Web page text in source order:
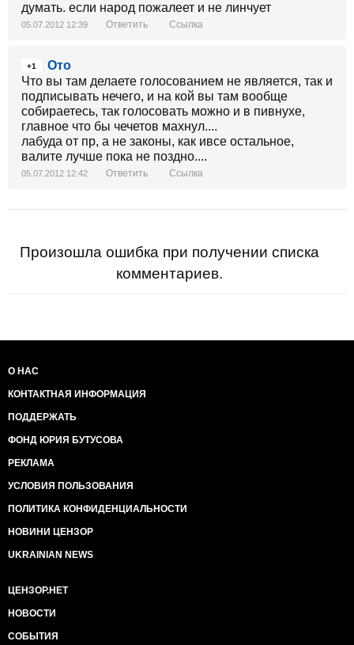
думать. если народ пожалеет и не линчует
05.07.2012 12:39 Ответить Ссылка
+1
Ото
Что вы там делаете голосованием не является, так и
подписывать нечего, и на кой вы там вообще
собираетесь, так голосовать можно и в пивнухе,
главное что бы чечетов махнул....
лабуда от пр, а не законы, как ивсе остальное,
валите лучше пока не поздно....
05.07.2012 12:42 Ответить Ссылка
Произошла ошибка при получении списка
комментариев.
О НАС
КОНТАКТНАЯ ИНФОРМАЦИЯ
ПОДДЕРЖАТЬ
ФОНД ЮРИЯ БУТУСОВА
РЕКЛАМА
УСЛОВИЯ ПОЛЬЗОВАНИЯ
ПОЛИТИКА КОНФИДЕНЦИАЛЬНОСТИ
НОВИНИ ЦЕНЗОР
UKRAINIAN NEWS
ЦЕНЗОР.НЕТ
НОВОСТИ
СОБЫТИЯ